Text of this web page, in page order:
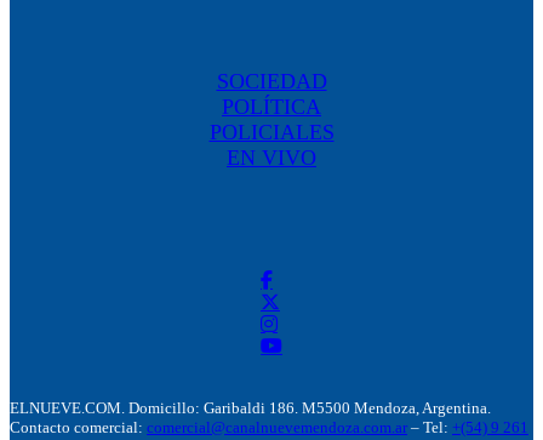
SOCIEDAD
POLÍTICA
POLICIALES
EN VIVO
ELNUEVE.COM. Domicillo: Garibaldi 186. M5500 Mendoza, Argentina.
Contacto comercial: comercial@canalnuevemendoza.com.ar – Tel: +(54) 9 261